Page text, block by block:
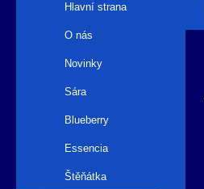
Hlavní strana
O nás
Novinky
Sára
Blueberry
Essencia
Štěňátka